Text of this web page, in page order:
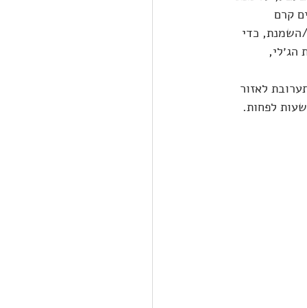
קרם
השמנת, כדי
לאזור
כך ייווצרו המעגלים בעוגה. מעבירים את העוגה לצינון מקרר ל-10 שעות לפחות.